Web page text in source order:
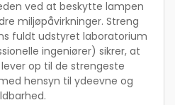
ved at beskytte lampen
miljøpåvirkninger. Streng
fuldt udstyret laboratorium
ingeniører) sikrer, at
op til de strengeste
hensyn til ydeevne og